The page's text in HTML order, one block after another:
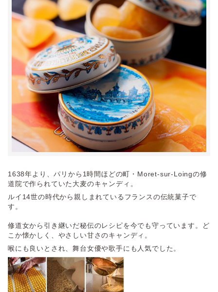
1638年より、パリから1時間ほどの町・Moret-sur-Loingの修
道院で作られていた大麦のキャンディ。
ルイ14世の時代から親しまれているフランスの伝統菓子で
す。
修道女から引き継いだ秘伝のレシピを今でも守っています。ど
こか懐かしく、やさしい甘さのキャンディ。
喉にも良いとされ、舞台女優や歌手にも人気でした。